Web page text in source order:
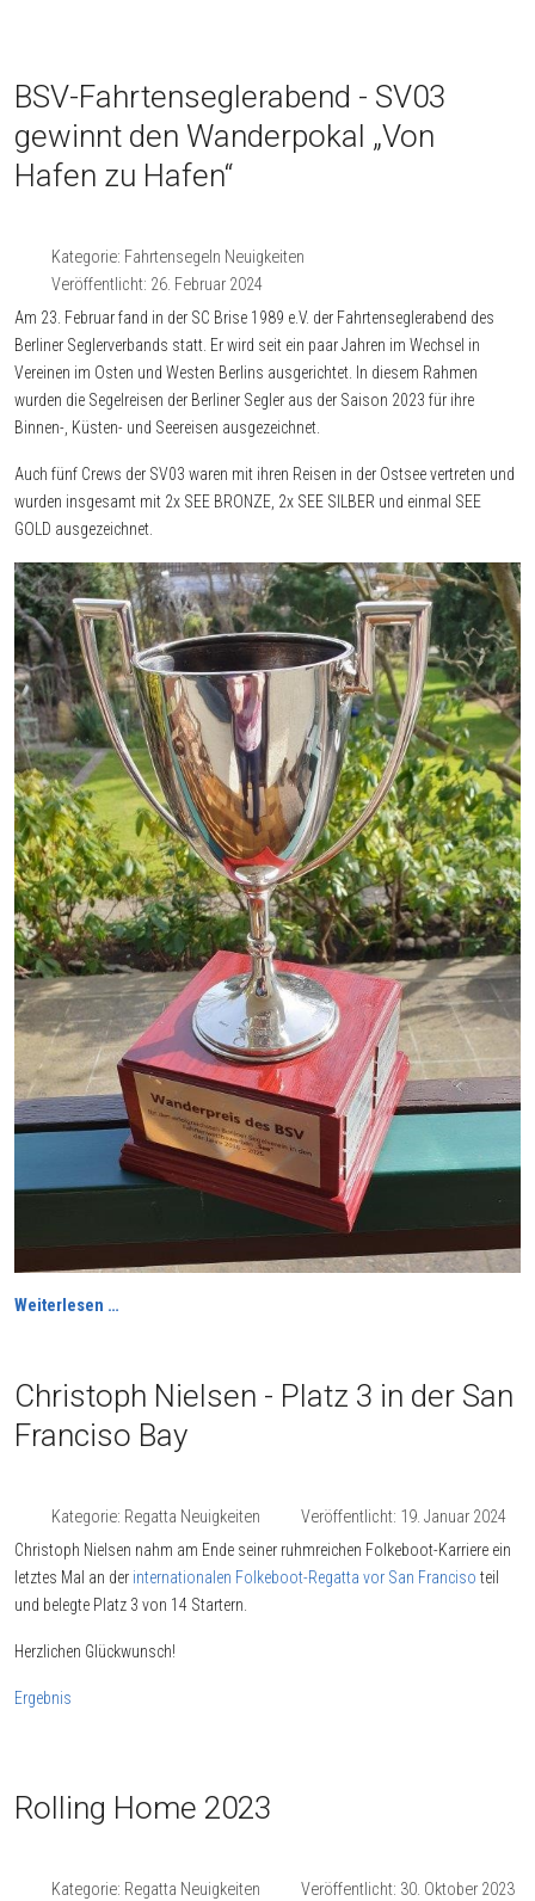
BSV-Fahrtenseglerabend - SV03
gewinnt den Wanderpokal „Von
Hafen zu Hafen“
Kategorie: Fahrtensegeln Neuigkeiten
Veröffentlicht: 26. Februar 2024
Am 23. Februar fand in der SC Brise 1989 e.V. der Fahrtenseglerabend des
Berliner Seglerverbands statt. Er wird seit ein paar Jahren im Wechsel in
Vereinen im Osten und Westen Berlins ausgerichtet. In diesem Rahmen
wurden die Segelreisen der Berliner Segler aus der Saison 2023 für ihre
Binnen-, Küsten- und Seereisen ausgezeichnet.
Auch fünf Crews der SV03 waren mit ihren Reisen in der Ostsee vertreten und
wurden insgesamt mit 2x SEE BRONZE, 2x SEE SILBER und einmal SEE
GOLD ausgezeichnet.
Weiterlesen …
Christoph Nielsen - Platz 3 in der San
Franciso Bay
Kategorie: Regatta Neuigkeiten Veröffentlicht: 19. Januar 2024
Christoph Nielsen nahm am Ende seiner ruhmreichen Folkeboot-Karriere ein
letztes Mal an der internationalen Folkeboot-Regatta vor San Franciso teil
und belegte Platz 3 von 14 Startern.
Herzlichen Glückwunsch!
Ergebnis
Rolling Home 2023
Kategorie: Regatta Neuigkeiten Veröffentlicht: 30. Oktober 2023